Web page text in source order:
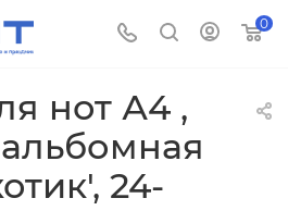
0
нот А4 ,
24-